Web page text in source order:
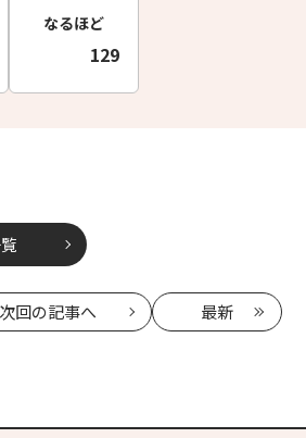
なるほど
129
次回の記事へ 最新